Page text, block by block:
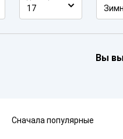
17
Вы
Сначала популярные